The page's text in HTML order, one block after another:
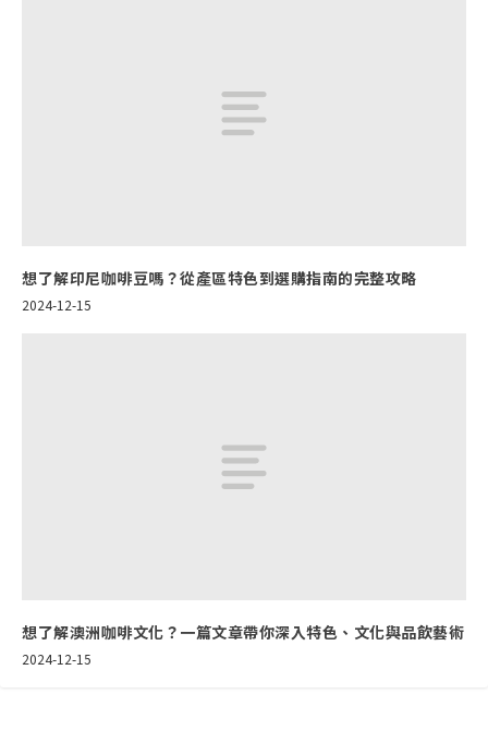
想了解印尼咖啡豆嗎？從產區特色到選購指南的完整攻略
2024-12-15
想了解澳洲咖啡文化？一篇文章帶你深入特色、文化與品飲藝術
2024-12-15